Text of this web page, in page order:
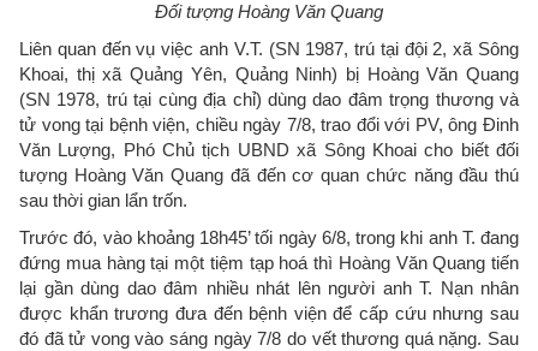
Đối tượng Hoàng Văn Quang
Liên quan đến vụ việc anh V.T. (SN 1987, trú tại đội 2, xã Sông
Khoai, thị xã Quảng Yên, Quảng Ninh) bị Hoàng Văn Quang
(SN 1978, trú tại cùng địa chỉ) dùng dao đâm trọng thương và
tử vong tại bệnh viện, chiều ngày 7/8, trao đổi với PV, ông Đinh
Văn Lượng, Phó Chủ tịch UBND xã Sông Khoai cho biết đối
tượng Hoàng Văn Quang đã đến cơ quan chức năng đầu thú
sau thời gian lẩn trốn.
Trước đó, vào khoảng 18h45’ tối ngày 6/8, trong khi anh T. đang
đứng mua hàng tại một tiệm tạp hoá thì Hoàng Văn Quang tiến
lại gần dùng dao đâm nhiều nhát lên người anh T. Nạn nhân
được khẩn trương đưa đến bệnh viện để cấp cứu nhưng sau
đó đã tử vong vào sáng ngày 7/8 do vết thương quá nặng. Sau